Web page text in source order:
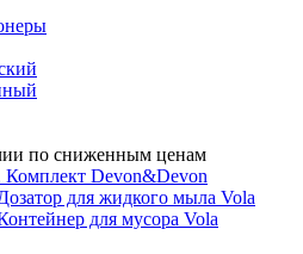
по сниженным ценам
Комплект Devon&Devon
для жидкого мыла Vola
для мусора Vola